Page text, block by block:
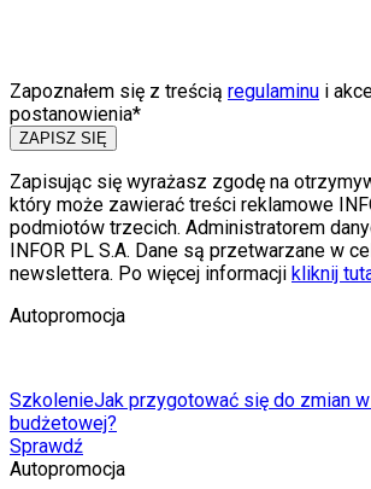
Zapoznałem się z treścią regulaminu i
postanowienia*
ZAPISZ SIĘ
Zapisując się wyrażasz zgodę na
który może zawierać treści reklamowe
podmiotów trzecich. Administratorem
INFOR PL S.A. Dane są przetwarzane w
newslettera. Po więcej informacji kliknij
Autopromocja
SzkolenieJak przygotować się do zmian
budżetowej?
Sprawdź
Autopromocja